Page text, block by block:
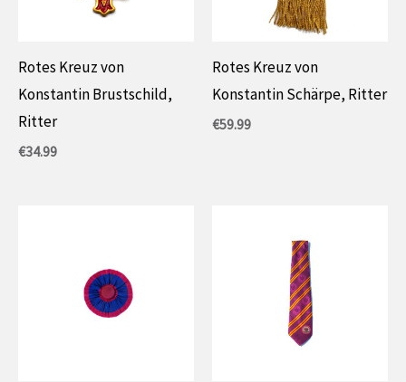
Rotes Kreuz von
Konstantin Brustschild,
Ritter
€34.99
Rotes Kreuz von
Konstantin Schärpe, Ritter
€59.99